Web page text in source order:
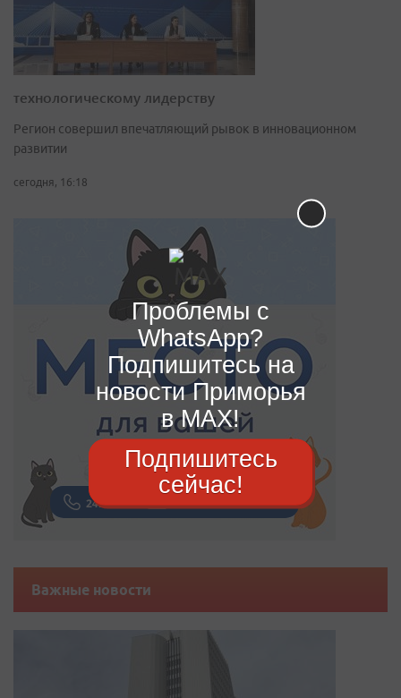
технологическому лидерству
Регион совершил впечатляющий рывок в инновационном
развитии
сегодня, 16:18
Важные новости
Проблемы с
WhatsApp?
Подпишитесь на
новости Приморья
в MAX!
Подпишитесь
сейчас!